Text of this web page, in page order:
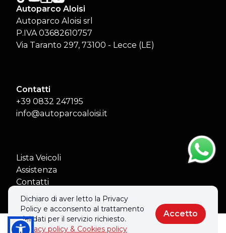
Autoparco Aloisi
Autoparco Aloisi srl
P.IVA 03682610757
Via Taranto 297, 73100 - Lecce (LE)
Contatti
+39 0832 247195
info@autoparcoaloisi.it
Lista Veicoli
Assistenza
Contatti
Aiuti di Stato
Dichiaro di aver letto la Privacy
Policy e acconsento al trattamento
dei dati per il servizio richiesto.
Privacy policy & Cookies policy
Accetto